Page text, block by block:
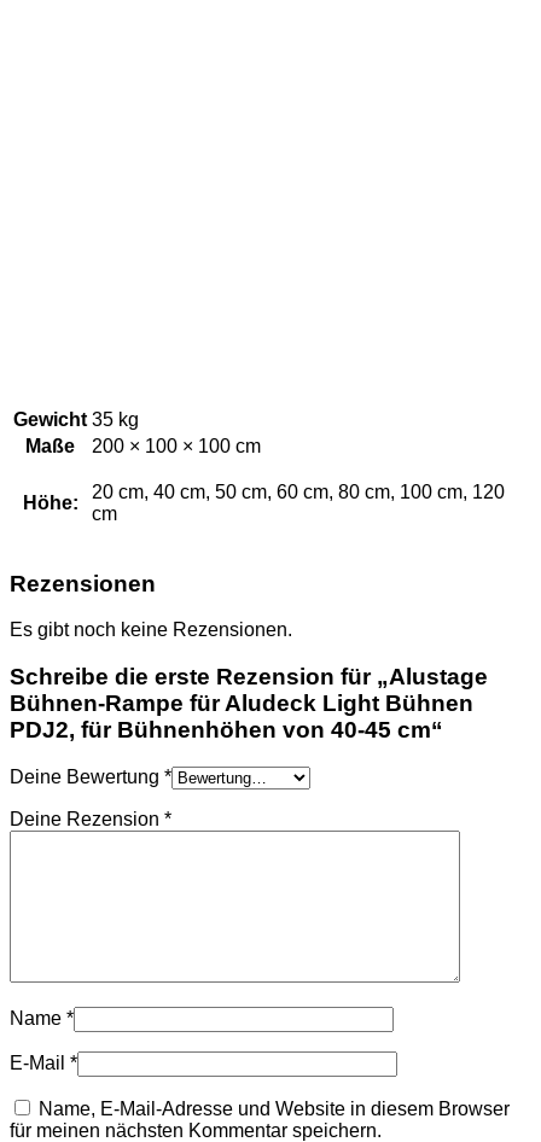
Gewicht 35 kg
Maße
200 × 100 × 100 cm
Höhe:
20 cm, 40 cm, 50 cm, 60 cm, 80 cm, 100 cm, 120
cm
Rezensionen
Es gibt noch keine Rezensionen.
Schreibe die erste Rezension für „Alustage
Bühnen-Rampe für Aludeck Light Bühnen
PDJ2, für Bühnenhöhen von 40-45 cm“
Deine Bewertung *
Deine Rezension *
Name *
E-Mail *
Name, E-Mail-Adresse und Website in diesem Browser
für meinen nächsten Kommentar speichern.